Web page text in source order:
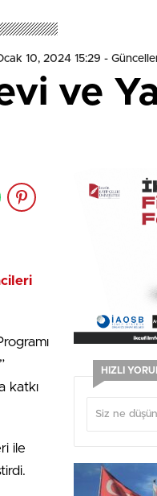
10, 2024 15:29 -
ve
katkı
ile
HIZLI